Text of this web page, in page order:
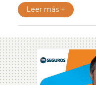
Leer más +